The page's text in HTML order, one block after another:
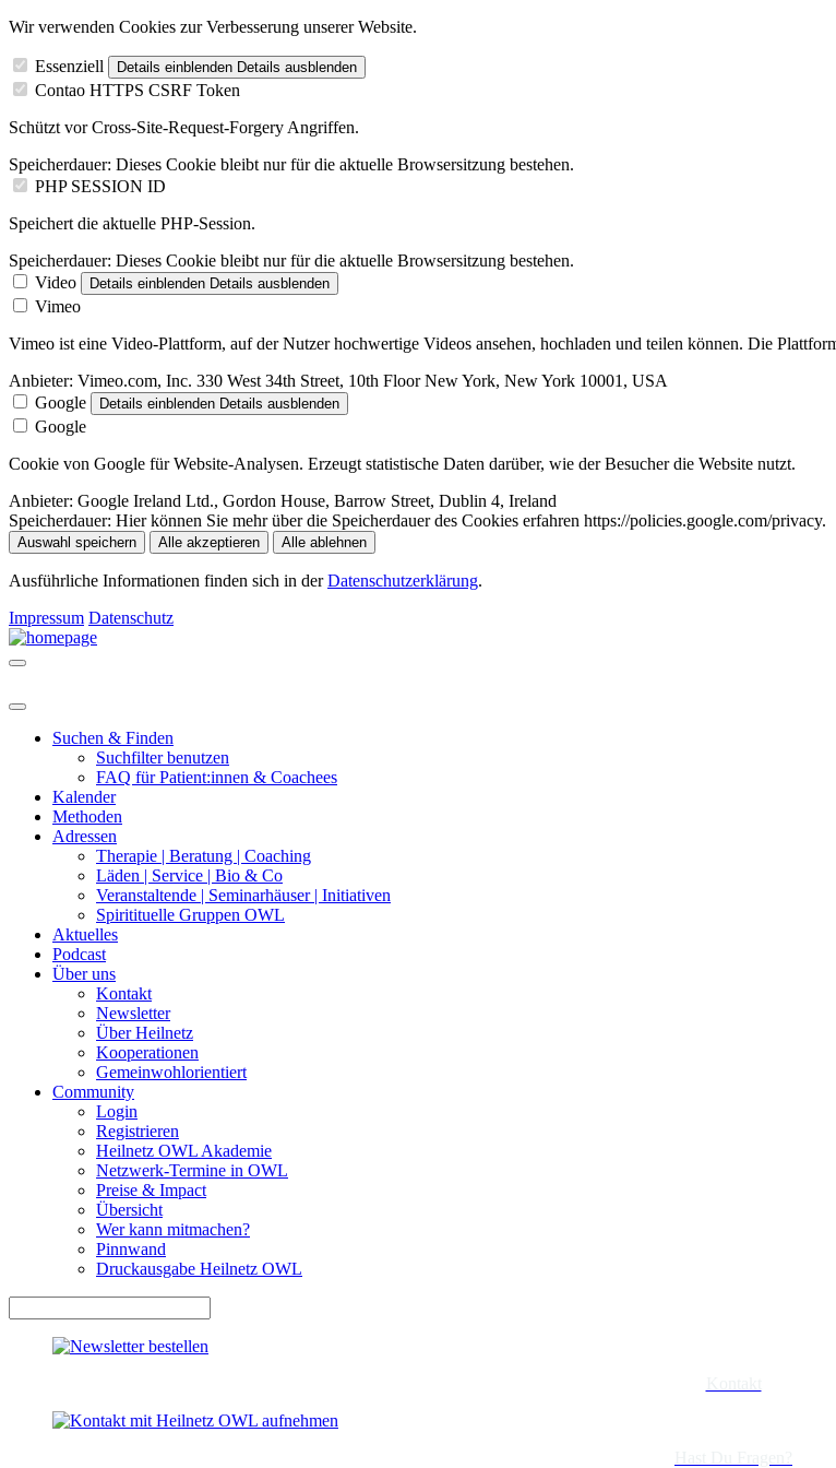
Wir verwenden Cookies zur Verbesserung unserer Website.
Essenziell Details einblenden Details ausblenden
Contao HTTPS CSRF Token
Schützt vor Cross-Site-Request-Forgery Angriffen.
Speicherdauer: Dieses Cookie bleibt nur für die aktuelle Browsersitzung bestehen.
PHP SESSION ID
Speichert die aktuelle PHP-Session.
Speicherdauer: Dieses Cookie bleibt nur für die aktuelle Browsersitzung bestehen.
Video
Details einblenden Details ausblenden
Vimeo
Vimeo ist eine Video-Plattform, auf der Nutzer hochwertige Videos ansehen, hochladen und teilen können. Die
Anbieter: Vimeo.com, Inc. 330 West 34th Street, 10th Floor New York, New York 10001, USA
Google
Details einblenden Details ausblenden
Google
Cookie von Google für Website-Analysen. Erzeugt statistische Daten darüber, wie der Besucher die Website nutzt.
Anbieter: Google Ireland Ltd., Gordon House, Barrow Street, Dublin 4, Ireland
Speicherdauer: Hier können Sie mehr über die Speicherdauer des Cookies erfahren https://policies.google.com/privacy.
Auswahl speichern Alle akzeptieren Alle ablehnen
Ausführliche Informationen finden sich in derDatenschutzerklärung.
Impressum Datenschutz
Suchen & Finden
Suchfilter benutzen
FAQ für Patient:innen & Coachees
Kalender
Methoden
Adressen
Therapie | Beratung | Coaching
Läden | Service | Bio & Co
Veranstaltende | Seminarhäuser | Initiativen
Spiritituelle Gruppen OWL
Aktuelles
Podcast
Über uns
Kontakt
Newsletter
Über Heilnetz
Kooperationen
Gemeinwohlorientiert
Community
Login
Registrieren
Heilnetz OWL Akademie
Netzwerk-Termine in OWL
Preise & Impact
Übersicht
Wer kann mitmachen?
Pinnwand
Druckausgabe Heilnetz OWL